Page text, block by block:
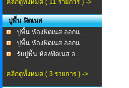
คลิกดูทั้งหมด ( 11 รายการ ) ->
ปูพื้น ฟิตเนส
ปูพื้น ห้องฟิตเนส ออกแ...
ปูพื้น ห้องฟิตเนส ออกแ...
รับปูพื้น ห้องฟิตเนส อ...
คลิกดูทั้งหมด ( 3 รายการ ) ->